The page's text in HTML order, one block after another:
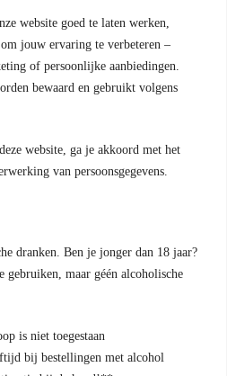
website goed te laten werken,
jouw ervaring te verbeteren –
of persoonlijke aanbiedingen.
bewaard en gebruikt volgens
website, ga je akkoord met het
van persoonsgegevens.
dranken. Ben je jonger dan 18 jaar?
gebruiken, maar géén alcoholische
is niet toegestaan
bij bestellingen met alcohol
dranken voert de bezorger